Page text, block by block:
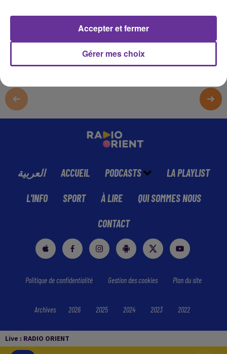
Live : RADIO ORIENT
العربية ACCUEIL PODCASTS LA PLAYLIST
L'INFO SPORT À LIRE QUI SOMMES NOUS
CONTACT
Politique de confidentialité Gestion des cookies Plan du site
Archives 2026 2025 2024 2023 2022
Gérer mes choix
Accepter et fermer